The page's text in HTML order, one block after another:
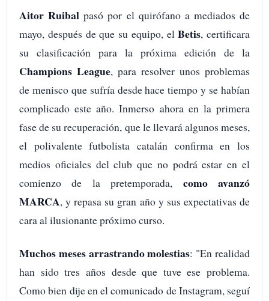
Aitor Ruibal pasó por el quirófano a mediados de
mayo, después de que su equipo, elBetis, certificara
su clasificación para la próxima edición de la
Champions League, para resolver unos problemas
de menisco que sufría desde hace tiempo y se habían
complicado este año. Inmerso ahora en la primera
fase de su recuperación, que le llevará algunos meses,
el polivalente futbolista catalán confirma en los
medios oficiales del club que no podrá estar en el
comienzo de la pretemporada, como avanzó
MARCA, y repasa su gran año y sus expectativas de
cara al ilusionante próximo curso.
Muchos meses arrastrando molestias: "En realidad
han sido tres años desde que tuve ese problema.
Como bien dije en el comunicado de Instagram, seguí